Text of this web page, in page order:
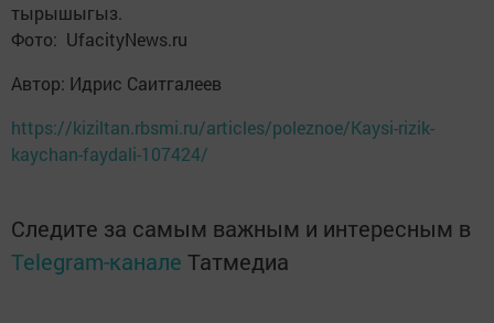
тырышыгыз.
Фото: UfacityNews.ru
Автор: Идрис Саитгалеев
https://kiziltan.rbsmi.ru/articles/poleznoe/Kaysi-rizik-
kaychan-faydali-107424/
Следите за самым важным и интересным в
Telegram-канале Татмедиа